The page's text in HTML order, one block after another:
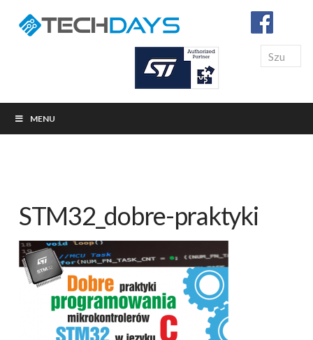
Search
MENU
STM32_dobre-praktyki